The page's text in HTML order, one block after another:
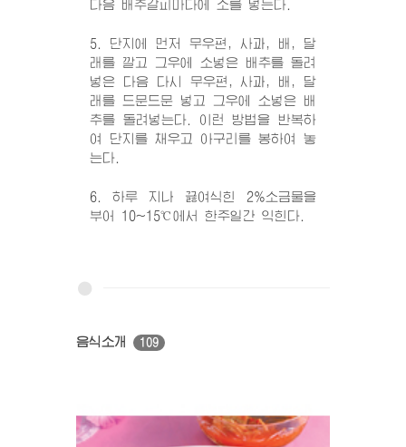
다음 배추갈피마다에 소를 넣는다.
5. 단지에 먼저 무우편, 사과, 배, 달
래를 깔고 그우에 소넣은 배추를 돌려
넣은 다음 다시 무우편, 사과, 배, 달
래를 드문드문 넣고 그우에 소넣은 배
추를 돌려넣는다. 이런 방법을 반복하
여 단지를 채우고 아구리를 봉하여 놓
는다.
6. 하루 지나 끓여식힌 2%소금물을
부어 10~15℃에서 한주일간 익힌다.
음식소개 109